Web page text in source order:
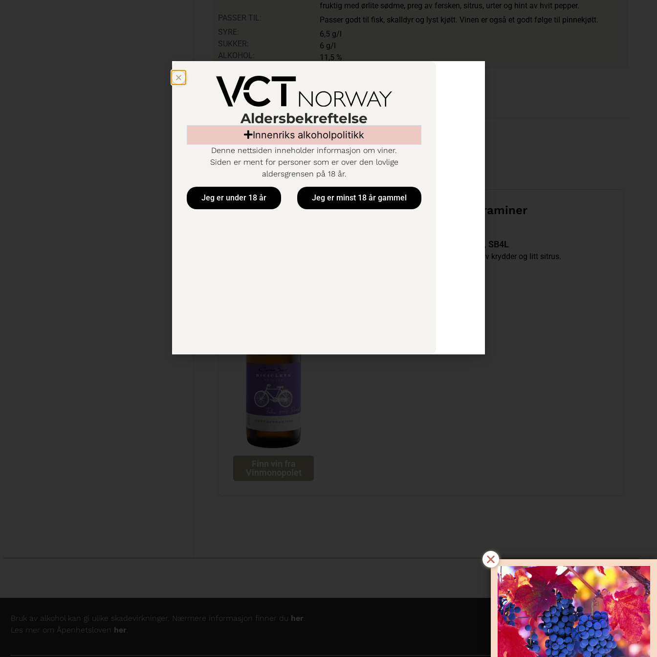
fruktig med ørlite sødme, preg av fersken, sitrus, urter og hint av hvit pepper.
PASSER TIL:
Passer godt til fisk, skalldyr og lyst kjøtt. Vinen er også et godt følge til pinnekjøtt.
SYRE:
6,5 g/l
SUKKER:
6 g/l
ALKOHOL:
11,5 %
Til Vinmonopolet
Finn vin fra
Vinmonopolet
Cono Sur Bicicleta Gewürztraminer
, SB4L
Ung og fruktig, preg av pære og litchi, innslag av krydder og litt sitrus.
Bruk av alkohol kan gi ulike skadevirkninger. Nærmere informasjon finner du her.
Les mer om Åpenhetsloven her.
Aldersbekreftelse
Innenriks alkoholpolitikk
Denne nettsiden inneholder informasjon om viner.
Siden er ment for personer som er over den lovlige
aldersgrensen på 18 år.
Jeg er under 18 år Jeg er minst 18 år gammel